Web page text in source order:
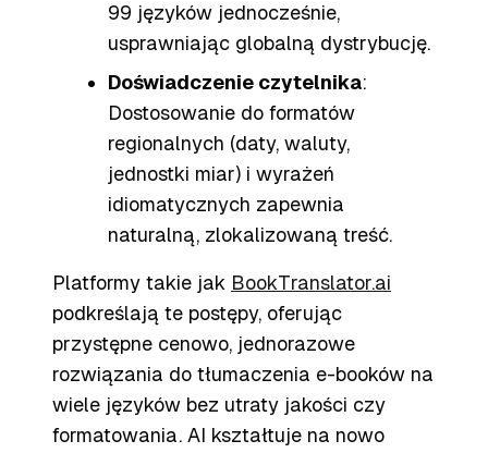
99 języków jednocześnie,
usprawniając globalną dystrybucję.
Doświadczenie czytelnika:
Dostosowanie do formatów
regionalnych (daty, waluty,
jednostki miar) i wyrażeń
idiomatycznych zapewnia
naturalną, zlokalizowaną treść.
Platformy takie jak BookTranslator.ai
podkreślają te postępy, oferując
przystępne cenowo, jednorazowe
rozwiązania do tłumaczenia e-booków na
wiele języków bez utraty jakości czy
formatowania. AI kształtuje na nowo